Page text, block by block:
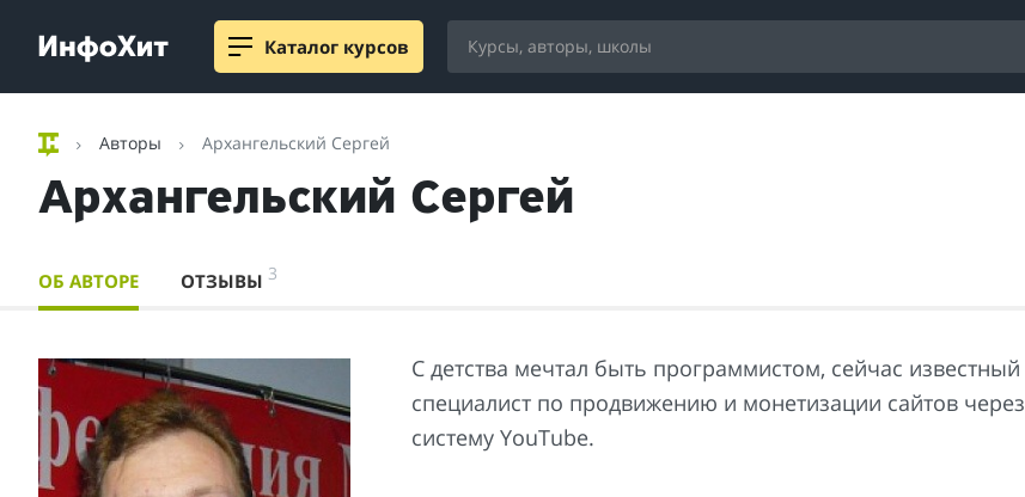
Каталог курсов
Авторы Архангельский Сергей
Архангельский Сергей
ОБ АВТОРЕ ОТЗЫВЫ 3
С детства мечтал быть программистом, сейчас известный
специалист по продвижению и монетизации сайтов через
систему YouTube.